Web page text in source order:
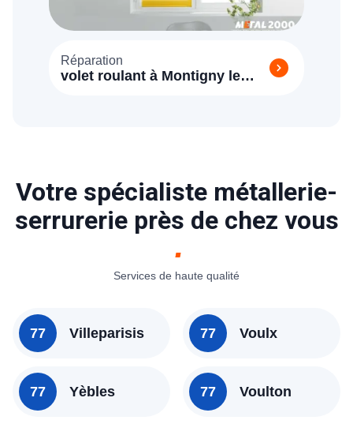
Réparation
volet roulant à Montigny le
Votre spécialiste métallerie-
serrurerie près de chez vous
Services de haute qualité
77 Villeparisis
77 Yèbles
77 Voulx
77 Voulton